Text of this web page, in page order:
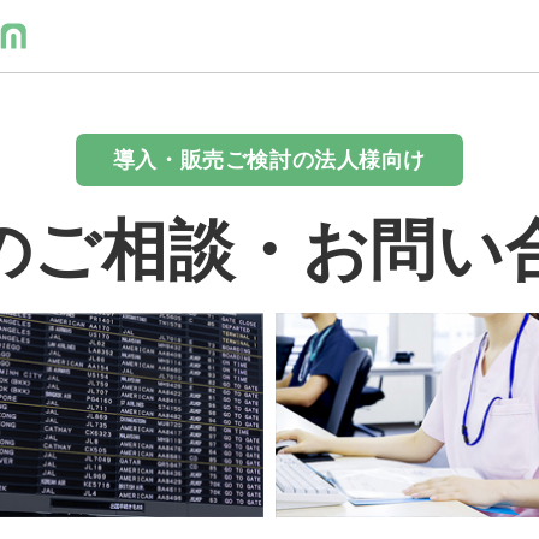
導入・販売ご検討の法人様向け
ご相談・お問い